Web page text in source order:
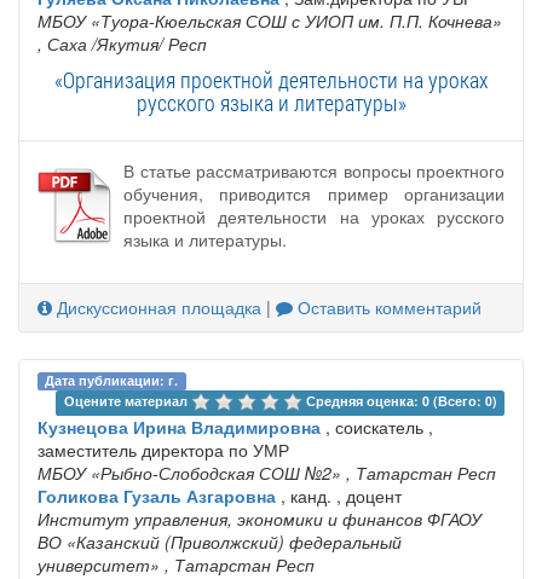
МБОУ «Туора-Кюельская СОШ с УИОП им. П.П. Кочнева»
, Саха /Якутия/ Респ
«Организация проектной деятельности на уроках
русского языка и литературы»
В статье рассматриваются вопросы проектного
обучения, приводится пример организации
проектной деятельности на уроках русского
языка и литературы.
Дискуссионная площадка | Оставить комментарий
Дата публикации: г.
Оцените материал
Средняя оценка: 0 (Всего: 0)
Кузнецова Ирина Владимировна , соискатель ,
заместитель директора по УМР
МБОУ «Рыбно-Слободская СОШ №2» , Татарстан Респ
Голикова Гузаль Азгаровна , канд. , доцент
Институт управления, экономики и финансов ФГАОУ
ВО «Казанский (Приволжский) федеральный
университет» , Татарстан Респ